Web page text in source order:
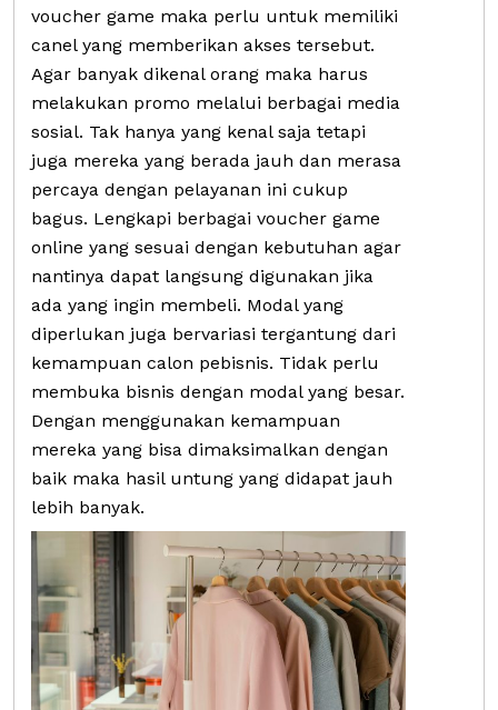
voucher game maka perlu untuk memiliki
canel yang memberikan akses tersebut.
Agar banyak dikenal orang maka harus
melakukan promo melalui berbagai media
sosial. Tak hanya yang kenal saja tetapi
juga mereka yang berada jauh dan merasa
percaya dengan pelayanan ini cukup
bagus. Lengkapi berbagai voucher game
online yang sesuai dengan kebutuhan agar
nantinya dapat langsung digunakan jika
ada yang ingin membeli. Modal yang
diperlukan juga bervariasi tergantung dari
kemampuan calon pebisnis. Tidak perlu
membuka bisnis dengan modal yang besar.
Dengan menggunakan kemampuan
mereka yang bisa dimaksimalkan dengan
baik maka hasil untung yang didapat jauh
lebih banyak.